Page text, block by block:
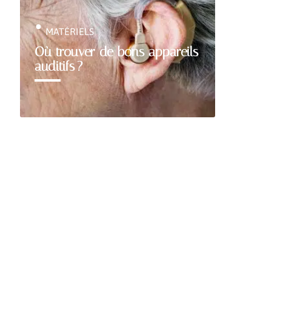
Où trouver de bons appareils
auditifs ?
MATÉRIELS